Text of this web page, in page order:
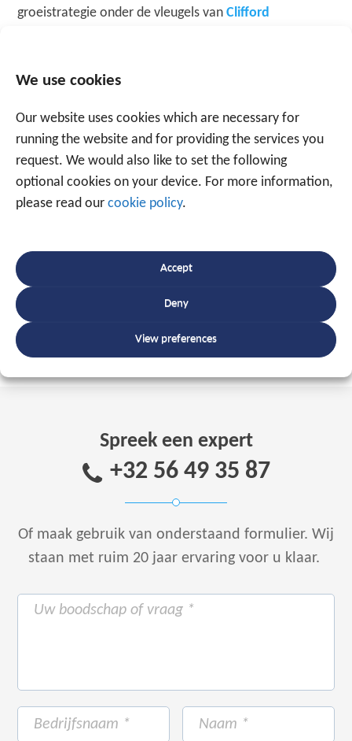
We use cookies
Our website uses cookies which are necessary for
running the website and for providing the services you
request. We would also like to set the following
optional cookies on your device. For more information,
please read our cookie policy.
Accept
Deny
View preferences
groeistrategie onder de vleugels vanClifford
dan ook resoluut verder investeren in technologische
innovatie, structuur en organisatie. De verhuis naar
Waregem zal ervoor zorgen dat we terug voldoende
ademruimte hebben om hetondersteunend team
voor onze groeiplannen verder te kunnen blijven
Spreek een expert
+32 56 49 35 87
Of maak gebruik van onderstaand formulier. Wij
staan met ruim 20 jaar ervaring voor u klaar.